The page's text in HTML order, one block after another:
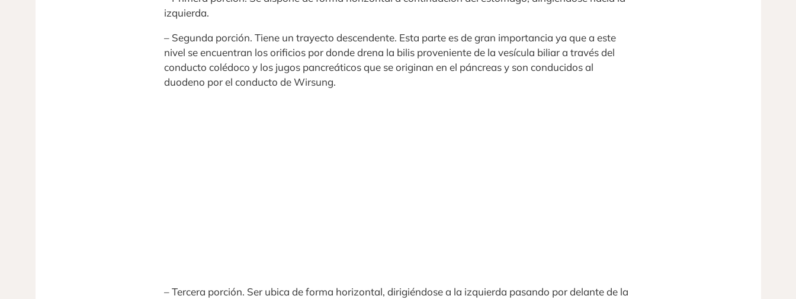
izquierda.
– Segunda porción. Tiene un trayecto descendente. Esta parte es de gran importancia ya que a este
nivel se encuentran los orificios por donde drena la bilis proveniente de la vesícula biliar a través del
conducto colédoco y los jugos pancreáticos que se originan en el páncreas y son conducidos al
duodeno por el conducto de Wirsung.
– Tercera porción. Ser ubica de forma horizontal, dirigiéndose a la izquierda pasando por delante de la